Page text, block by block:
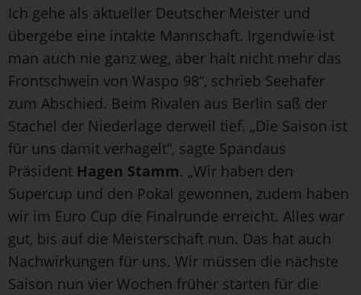
Ich gehe als aktueller Deutscher Meister und
übergebe eine intakte Mannschaft. Irgendwie ist
man auch nie ganz weg, aber halt nicht mehr das
Frontschwein von Waspo 98“, schrieb Seehafer
zum Abschied. Beim Rivalen aus Berlin saß der
Stachel der Niederlage derweil tief. „Die Saison ist
für uns damit verhagelt“, sagte Spandaus
Präsident Hagen Stamm. „Wir haben den
Supercup und den Pokal gewonnen, zudem haben
wir im Euro Cup die Finalrunde erreicht. Alles war
gut, bis auf die Meisterschaft nun. Das hat auch
Nachwirkungen für uns. Wir müssen die nächste
Saison nun vier Wochen früher starten für die